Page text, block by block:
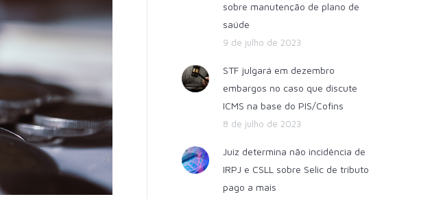
sobre manutenção de plano de
saúde
9 de julho de 2023
STF julgará em dezembro
embargos no caso que discute
ICMS na base do PIS/Cofins
8 de julho de 2023
Juiz determina não incidência de
IRPJ e CSLL sobre Selic de tributo
pago a mais